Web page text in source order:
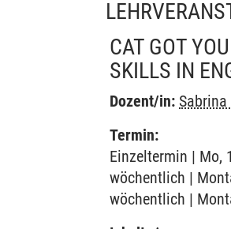
CAT GOT
SKILLS IN
Dozent/in: Sabrina
Termin:
Einzeltermin | Mo,
wöchentlich |
wöchentlich |